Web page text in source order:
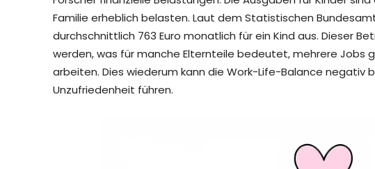
Familie erheblich belasten. Laut dem Statistischen
durchschnittlich 763 Euro monatlich für ein Kind aus. Dieser
werden, was für manche Elternteile bedeutet, mehrere Jobs
arbeiten. Dies wiederum kann die Work-Life-Balance negativ
Unzufriedenheit führen.